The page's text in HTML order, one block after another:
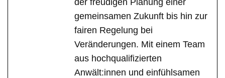
gemeinsamen Zukunft bis hin zur
fairen Regelung bei
Veränderungen. Mit einem Team
aus hochqualifizierten
Anwält:innen und einfühlsamen